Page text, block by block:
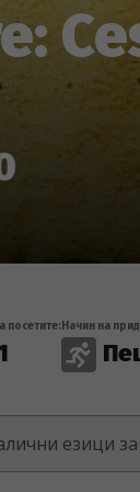
посетите: Начин на
езици